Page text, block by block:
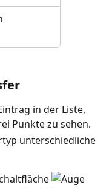
in der Liste,
zu sehen.
unterschiedliche